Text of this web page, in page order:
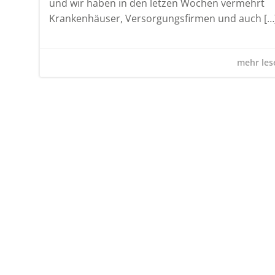
und wir haben in den letzen Wochen vermehrt
Krankenhäuser, Versorgungsfirmen und auch
mehr